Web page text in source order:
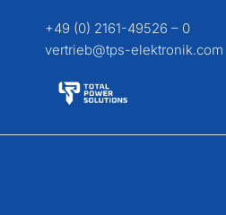
+49 (0) 2161-49526 – 0
vertrieb@tps-elektronik.com